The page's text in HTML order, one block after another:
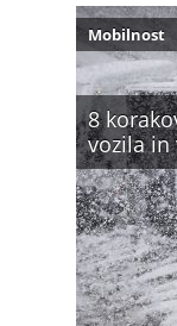
8
vozila in
Mobilnost